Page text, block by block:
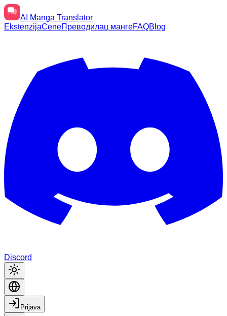
AI Manga Translator
EkstenzijaCeneПреводилац мангеFAQBlog
Discord
Prijava